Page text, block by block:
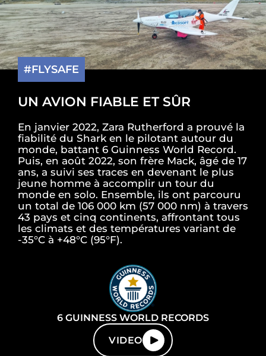
#FLYSAFE
UN AVION FIABLE ET SÛR
En janvier 2022, Zara Rutherford a prouvé la
fiabilité du Shark en le pilotant autour du
monde, battant 6 Guinness World Record.
Puis, en août 2022, son frère Mack, âgé de 17
ans, a suivi ses traces en devenant le plus
jeune homme à accomplir un tour du
monde en solo. Ensemble, ils ont parcouru
un total de 106 000 km (57 000 nm) à travers
43 pays et cinq continents, affrontant tous
les climats et des températures variant de
-35°C à +48°C (95°F).
6 GUINNESS WORLD RECORDS
VIDEO